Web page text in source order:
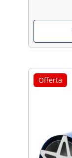
Offerta